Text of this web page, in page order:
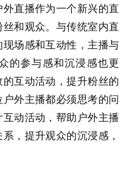
直播作为一个新兴的直
和观众。与传统室内直
场感和互动性，主播与
的参与感和沉浸感也更
互动活动，提升粉丝的
外主播都必须思考的问
动活动，帮助户外主播
，提升观众的沉浸感，